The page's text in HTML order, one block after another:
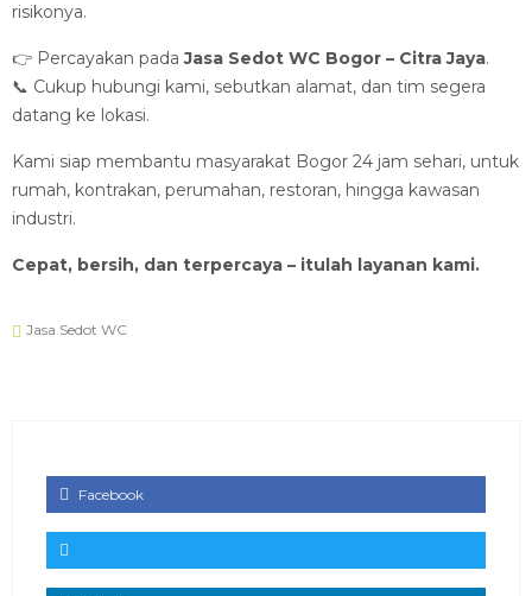
risikonya.
👉 Percayakan padaJasa Sedot WC Bogor – Citra Jaya.
📞 Cukup hubungi kami, sebutkan alamat, dan tim segera
datang ke lokasi.
Kami siap membantu masyarakat Bogor 24 jam sehari, untuk
rumah, kontrakan, perumahan, restoran, hingga kawasan
industri.
Cepat, bersih, dan terpercaya – itulah layanan kami.
Jasa Sedot WC
Facebook